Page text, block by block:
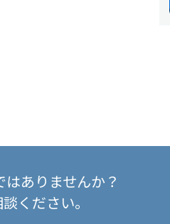
はありませんか？
ください。